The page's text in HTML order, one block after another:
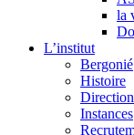
la
L’institut
Bergonié
Histoire
Instances